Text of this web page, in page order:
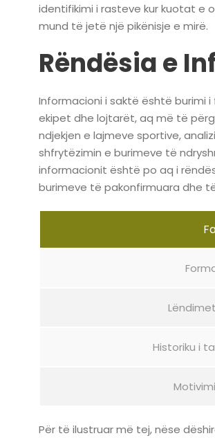
identifikimi i rasteve kur kuotat e
mund të jetë një pikënisje e mirë.
Rëndësia e
Informacioni i saktë është burimi
ekipet dhe lojtarët, aq më të
ndjekjen e lajmeve sportive,
shfrytëzimin e burimeve të
informacionit është po aq i
burimeve të pakonfirmuara dhe
Historiku i
Për të ilustruar më tej, nëse